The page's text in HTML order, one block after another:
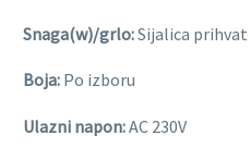
Snaga(w)/grlo:Sijalica prihvat
Boja: Po izboru
Ulazni napon:AC 230V